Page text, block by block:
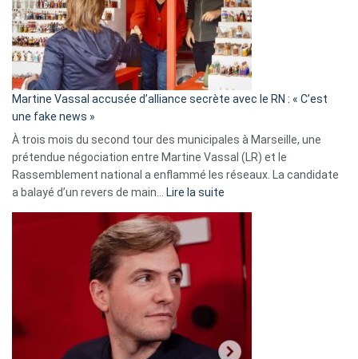
Algérie
Martine Vassal accusée d’alliance secrète avec le RN : « C’est
une fake news »
À trois mois du second tour des municipales à Marseille, une
prétendue négociation entre Martine Vassal (LR) et le
Rassemblement national a enflammé les réseaux. La candidate
a balayé d’un revers de main…
Lire la suite
d’alliance
secrète